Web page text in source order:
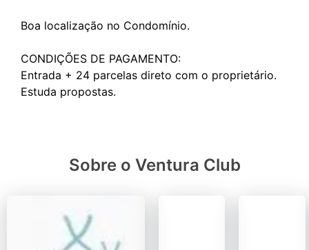
Boa localização no Condomínio.
CONDIÇÕES DE PAGAMENTO:
Entrada + 24 parcelas direto com o proprietário.
Sobre o Ventura Club